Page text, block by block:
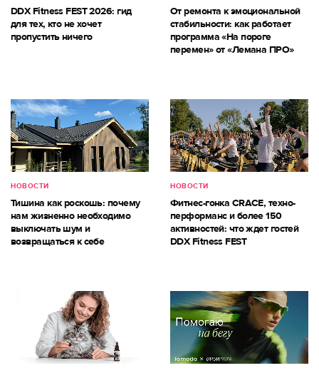
DDX Fitness FEST 2026: гид
для тех, кто не хочет
пропустить ничего
От ремонта к эмоциональной
стабильности: как работает
программа «На пороге
перемен» от «Лемана ПРО»
НОВОСТИ
Тишина как роскошь: почему
нам жизненно необходимо
выключать шум и
возвращаться к себе
НОВОСТИ
Фитнес-гонка CRACE, техно-
перформанс и более 150
активностей: что ждет гостей
DDX Fitness FEST